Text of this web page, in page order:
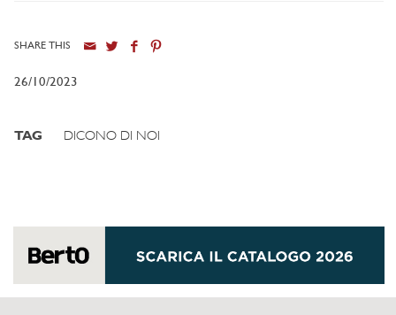
SHARE THIS
26/10/2023
TAG DICONO DI NOI